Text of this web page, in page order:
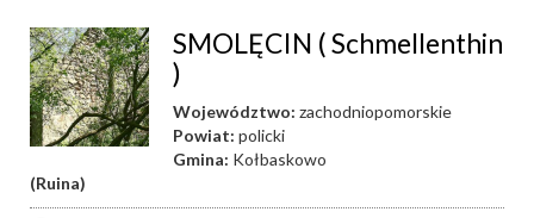
SMOLĘCIN ( Schmellenthin
)
Województwo: zachodniopomorskie
Powiat: policki
Gmina: Kołbaskowo
(Ruina)